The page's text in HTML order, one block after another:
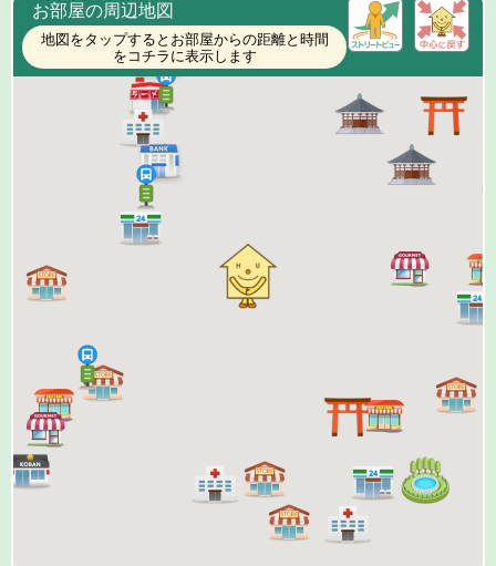
お部屋の周辺地図
地図をタップするとお部屋からの距離と時間
をコチラに表示します